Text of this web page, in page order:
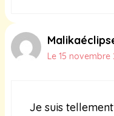
Le 15 novembre
Je suis